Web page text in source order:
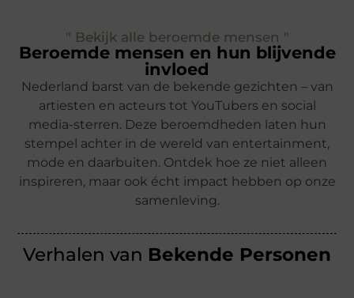
" Bekijk alle beroemde mensen "
Beroemde mensen en hun blijvende
invloed
Nederland barst van de bekende gezichten – van
artiesten en acteurs tot YouTubers en social
media-sterren. Deze beroemdheden laten hun
stempel achter in de wereld van entertainment,
mode en daarbuiten. Ontdek hoe ze niet alleen
inspireren, maar ook écht impact hebben op onze
samenleving.
Verhalen van Bekende Personen